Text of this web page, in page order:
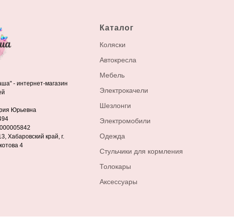
- интернет-магазин
Юрьевна
Хабаровский край, г.
4
Каталог
Коляски
Автокресла
Мебель
Электрокачели
Шезлонги
Электромобили
Одежда
Стульчики для кормления
Толокары
Аксессуары